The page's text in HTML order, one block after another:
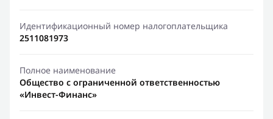
Идентификационный номер налогоплательщика
2511081973
Полное наименование
Общество с ограниченной ответственностью
«Инвест-Финанс»